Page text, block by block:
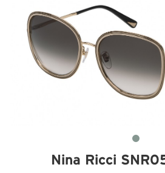
Nina Ricci